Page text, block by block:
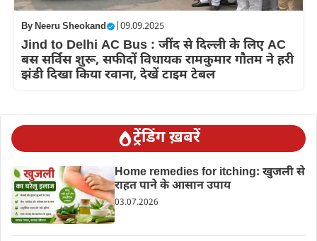
ByNeeru Sheokand 09.09.2025
Jind to Delhi AC Bus : जींद से दिल्ली के लिए AC
बस सर्विस शुरू, सफीदों विधायक रामकुमार गौतम ने हरी
झंडी दिखा किया रवाना, देखें टाइम टेबल
ट्रेंडिंग ख़बरें
Home remedies for itching: खुजली से
राहत पाने के आसान उपाय
03.07.2026